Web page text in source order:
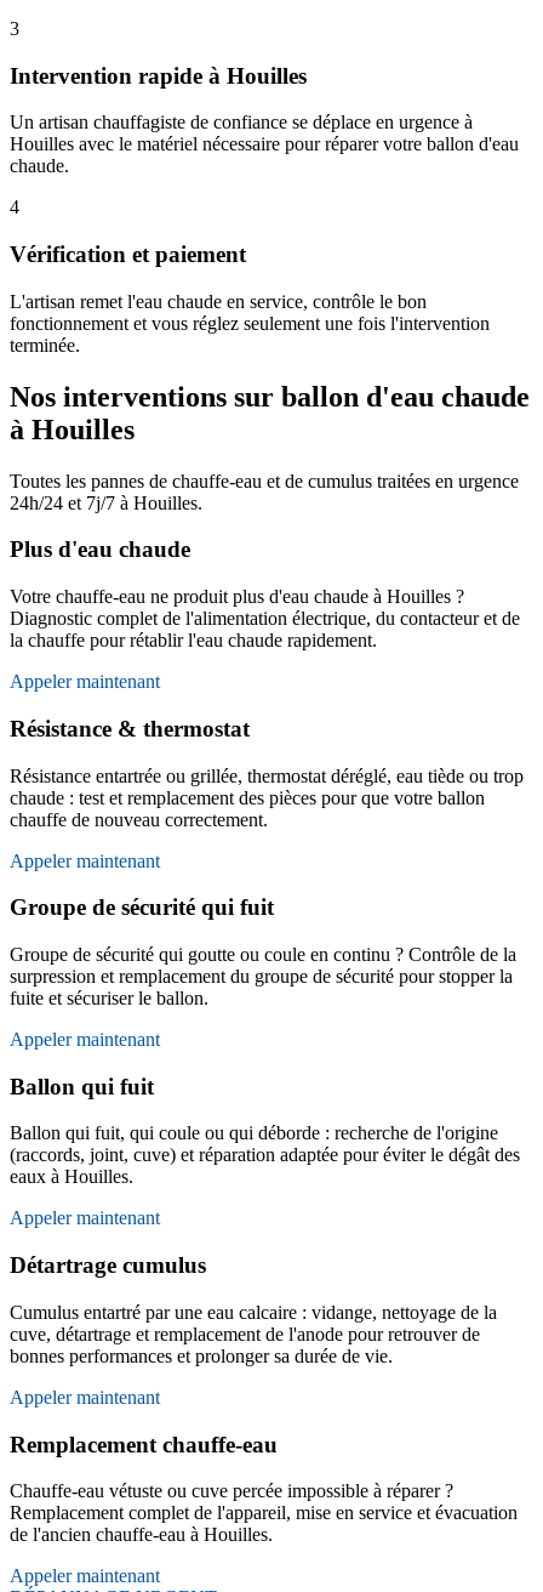
3
Intervention rapide à Houilles
Un artisan chauffagiste de confiance se déplace en urgence à
Houilles avec le matériel nécessaire pour réparer votre ballon d'eau
chaude.
4
Vérification et paiement
L'artisan remet l'eau chaude en service, contrôle le bon
fonctionnement et vous réglez seulement une fois l'intervention
terminée.
Nos interventions sur ballon d'eau chaude
à Houilles
Toutes les pannes de chauffe-eau et de cumulus traitées en urgence
24h/24 et 7j/7 à Houilles.
Plus d'eau chaude
Votre chauffe-eau ne produit plus d'eau chaude à Houilles ?
Diagnostic complet de l'alimentation électrique, du contacteur et de
la chauffe pour rétablir l'eau chaude rapidement.
Appeler maintenant
Résistance & thermostat
Résistance entartrée ou grillée, thermostat déréglé, eau tiède ou trop
chaude : test et remplacement des pièces pour que votre ballon
chauffe de nouveau correctement.
Appeler maintenant
Groupe de sécurité qui fuit
Groupe de sécurité qui goutte ou coule en continu ? Contrôle de la
surpression et remplacement du groupe de sécurité pour stopper la
fuite et sécuriser le ballon.
Appeler maintenant
Ballon qui fuit
Ballon qui fuit, qui coule ou qui déborde : recherche de l'origine
(raccords, joint, cuve) et réparation adaptée pour éviter le dégât des
eaux à Houilles.
Appeler maintenant
Détartrage cumulus
Cumulus entartré par une eau calcaire : vidange, nettoyage de la
cuve, détartrage et remplacement de l'anode pour retrouver de
bonnes performances et prolonger sa durée de vie.
Appeler maintenant
Remplacement chauffe-eau
Chauffe-eau vétuste ou cuve percée impossible à réparer ?
Remplacement complet de l'appareil, mise en service et évacuation
de l'ancien chauffe-eau à Houilles.
Appeler maintenant